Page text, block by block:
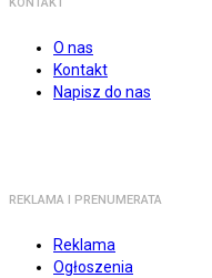
O nas
Kontakt
Napisz do nas
REKLAMA I PRENUMERATA
Reklama
Ogłoszenia